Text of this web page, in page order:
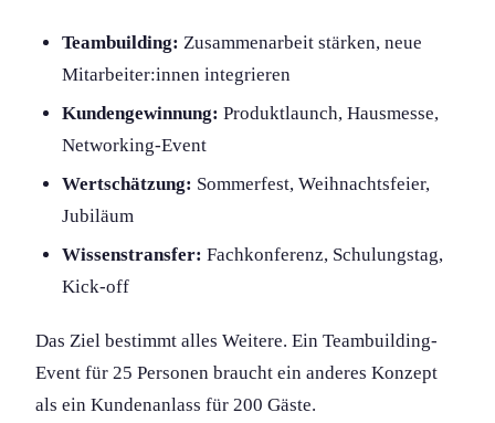
Teambuilding: Zusammenarbeit stärken, neue
Mitarbeiter:innen integrieren
Kundengewinnung: Produktlaunch, Hausmesse,
Networking-Event
Wertschätzung: Sommerfest, Weihnachtsfeier,
Jubiläum
Wissenstransfer: Fachkonferenz, Schulungstag,
Kick-off
Das Ziel bestimmt alles Weitere. Ein Teambuilding-
Event für 25 Personen braucht ein anderes Konzept
als ein Kundenanlass für 200 Gäste.